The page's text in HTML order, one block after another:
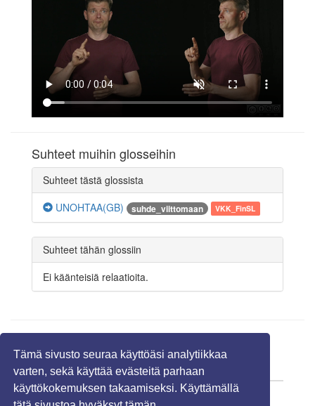
Tämä sivusto seuraa käyttöäsi analytiikkaa
varten, sekä käyttää evästeitä parhaan
käyttökokemuksen takaamiseksi. Käyttämällä
Suhteet muihin glosseihin
Suhteet tästä glossista
UNOHTAA(GB)
suhde_viittomaan VKK_FinSL
Suhteet tähän glossiin
Ei käänteisiä relaatioita.
URL
Viittomakieli
-
-